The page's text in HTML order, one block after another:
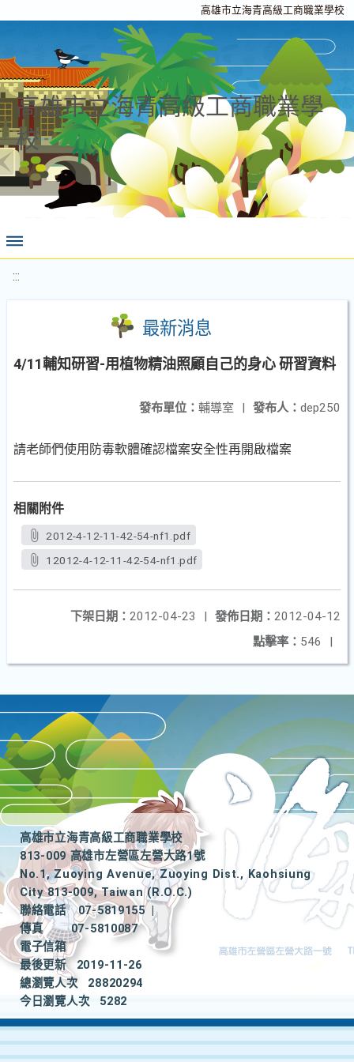
高雄市立海青高級工商職業學校
高雄市立海青高級工商職業學
校
:::
最新消息
4/11輔知研習-用植物精油照顧自己的身心 研習資料
發布人： dep250
發布單位： 輔導室 |
請老師們使用防毒軟體確認檔案安全性再開啟檔案
相關附件
2012-4-12-11-42-54-nf1.pdf
12012-4-12-11-42-54-nf1.pdf
發佈日期： 2012-04-12
下架日期： 2012-04-23
|
點擊率： 546 |
高雄市立海青高級工商職業學校
813-009 高雄市左營區左營大路1號
No.1, Zuoying Avenue, Zuoying Dist., Kaohsiung
City 813-009, Taiwan (R.O.C.)
聯絡電話
07-5819155
|
傳真
07-5810087
電子信箱
最後更新
2019-11-26
總瀏覽人次
28820294
今日瀏覽人次
5282